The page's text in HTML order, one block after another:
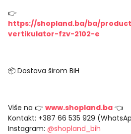
👉
https://shopland.ba/ba/
vertikulator-fzv-2102-e
📦 Dostava širom BiH
Više na 👉 www.shopland.ba 👈
Kontakt: +387 66 535 929
Instagram: @shopland_bih